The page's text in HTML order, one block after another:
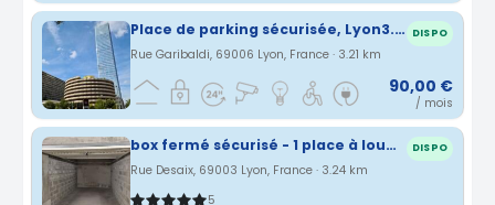
Place de parking sécurisée, Lyon3. Halles P.Bocuse DISPO
Rue Garibaldi, 69006 Lyon, France · 3.21 km
90,00 €
/ mois
box fermé sécurisé - 1 place à louer - GARE PART DIEU DISPO
Rue Desaix, 69003 Lyon, France · 3.24 km
5